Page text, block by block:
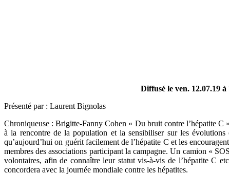
Diffusé le ven. 12.07.19 à
Présenté par : Laurent Bignolas
Chroniqueuse : Brigitte-Fanny Cohen « Du bruit contre l’hépatite C
à la rencontre de la population et la sensibiliser sur les
qu’aujourd’hui on guérit facilement de l’hépatite C et les
membres des associations participant la campagne. Un camion «
volontaires, afin de connaître leur statut vis-à-vis de l’hépatite C
concordera avec la journée mondiale contre les hépatites.